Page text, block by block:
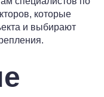
которые
и выбирают